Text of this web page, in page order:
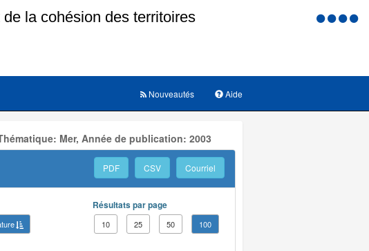
Menu
Aide
Nouveautés
Mer, Année de publication: 2003
PDF CSV Courriel
Résultats par page
10 25 50 100